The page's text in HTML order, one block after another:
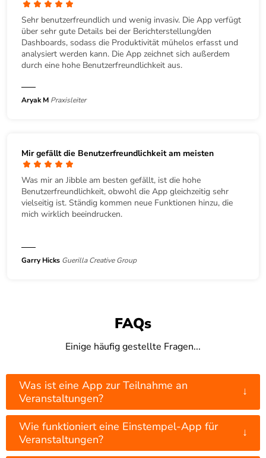
Sehr benutzerfreundlich und wenig invasiv. Die App verfügt
über sehr gute Details bei der Berichterstellung/den
Dashboards, sodass die Produktivität mühelos erfasst und
analysiert werden kann. Die App zeichnet sich außerdem
durch eine hohe Benutzerfreundlichkeit aus.
Aryak M Praxisleiter
Mir gefällt die Benutzerfreundlichkeit am meisten
Was mir an Jibble am besten gefällt, ist die hohe
Benutzerfreundlichkeit, obwohl die App gleichzeitig sehr
vielseitig ist. Ständig kommen neue Funktionen hinzu, die
mich wirklich beeindrucken.
Garry Hicks Guerilla Creative Group
FAQs
Einige häufig gestellte Fragen...
Was ist eine App zur Teilnahme an
Veranstaltungen?
↓
Wie funktioniert eine Einstempel-App für
Veranstaltungen?
↓